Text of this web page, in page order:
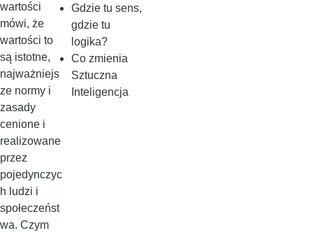
wartości
mówi, że
wartości to
są istotne,
najważniejs
ze normy i
zasady
cenione i
realizowane
przez
pojedynczyc
h ludzi i
społeczeńst
wa. Czym
Gdzie tu sens,
gdzie tu
logika?
Co zmienia
Sztuczna
Inteligencja